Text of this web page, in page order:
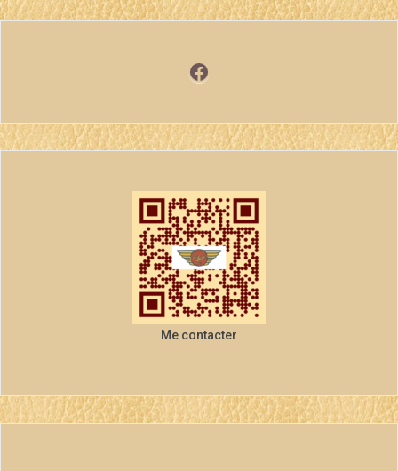
Facebook
Me contacter